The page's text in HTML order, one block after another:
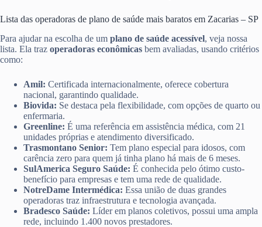
Lista das operadoras de plano de saúde mais baratos em Zacarias – SP
Para ajudar na escolha de um plano de saúde acessível, veja nossa
lista. Ela traz operadoras econômicas bem avaliadas, usando critérios
como:
Amil: Certificada internacionalmente, oferece cobertura
nacional, garantindo qualidade.
Biovida: Se destaca pela flexibilidade, com opções de quarto ou
enfermaria.
Greenline: É uma referência em assistência médica, com 21
unidades próprias e atendimento diversificado.
Trasmontano Senior: Tem plano especial para idosos, com
carência zero para quem já tinha plano há mais de 6 meses.
SulAmerica Seguro Saúde: É conhecida pelo ótimo custo-
benefício para empresas e tem uma rede de qualidade.
NotreDame Intermédica: Essa união de duas grandes
operadoras traz infraestrutura e tecnologia avançada.
Bradesco Saúde: Líder em planos coletivos, possui uma ampla
rede, incluindo 1.400 novos prestadores.